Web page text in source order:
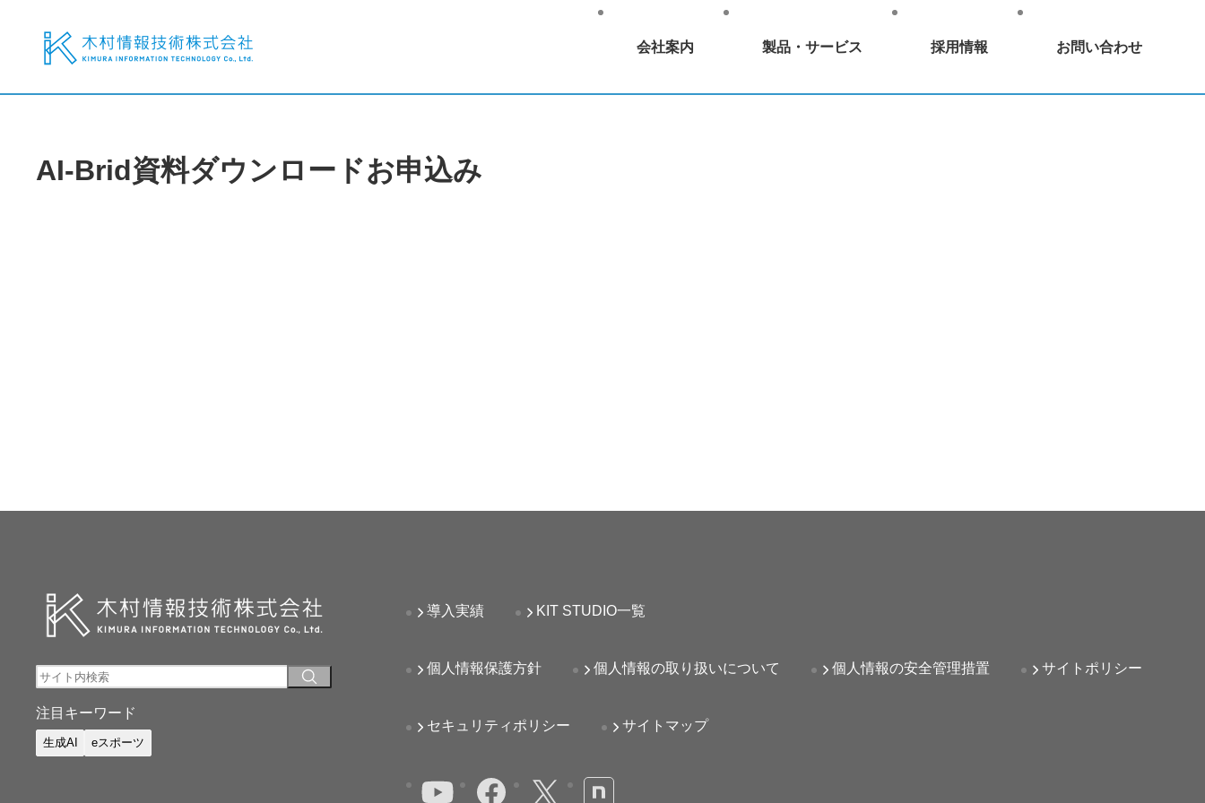
会社案内 製品・サービス 採用情報 お問い合わせ
AI-Brid資料ダウンロードお申込み
注目キーワード
生成AI eスポーツ
導入実績 KIT STUDIO一覧
個人情報保護方針 個人情報の取り扱いについて 個人情報の安全管理措置 サイトポリシー
セキュリティポリシー サイトマップ